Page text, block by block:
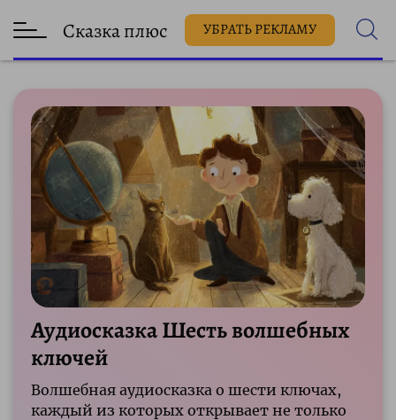
Сказка плюс УБРАТЬ РЕКЛАМУ
Аудиосказка Шесть волшебных
ключей
Волшебная аудиосказка о шести ключах,
каждый из которых открывает не только